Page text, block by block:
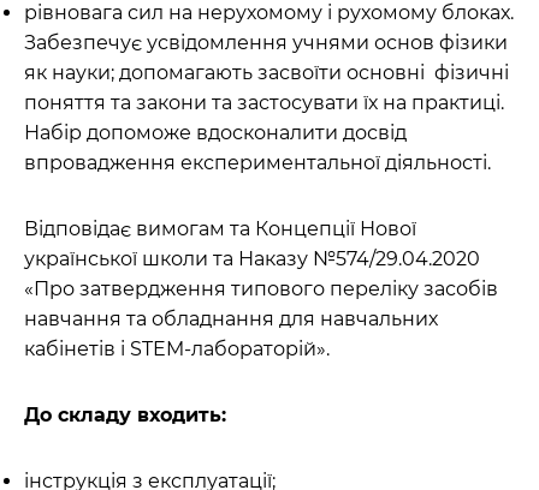
рівновага сил на нерухомому і рухомому блоках.
Забезпечує усвідомлення учнями основ фізики
як науки; допомагають засвоїти основні фізичні
поняття та закони та застосувати їх на практиці.
Набір допоможе вдосконалити досвід
впровадження експериментальної діяльності.
Відповідає вимогам та Концепції Нової
української школи та Наказу №574/29.04.2020
«Про затвердження типового переліку засобів
навчання та обладнання для навчальних
кабінетів і STEM-лабораторій».
До складу входить:
інструкція з експлуатації;